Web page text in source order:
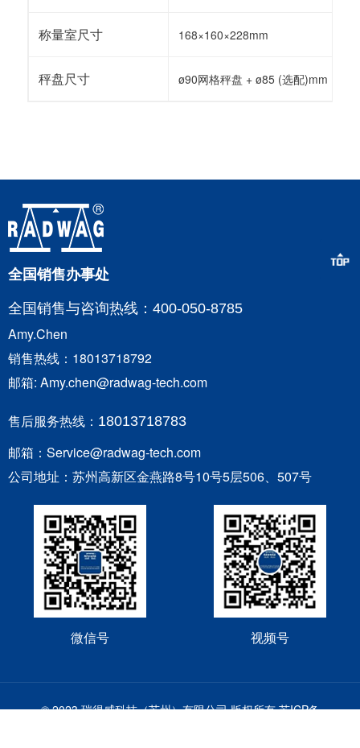
称量室尺寸 168×160×228mm
秤盘尺寸 ø90网格秤盘 + ø85 (选配)mm
全国销售办事处
全国销售与咨询热线：400-050-8785
Amy.Chen
销售热线：18013718792
邮箱: Amy.chen@radwag-tech.com
售后服务热线： 18013718783
邮箱：Service@radwag-tech.com
公司地址：苏州高新区金燕路8号10号5层506、507号
微信号 视频号
© 2023 瑞得威科技（苏州）有限公司 版权所有苏ICP备